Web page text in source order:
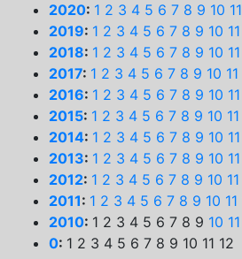
2020: 1 2 3 4 5 6 7 8 9 10 11
2019: 1 2 3 4 5 6 7 8 9 10 11
2018: 1 2 3 4 5 6 7 8 9 10 11
2017: 1 2 3 4 5 6 7 8 9 10 11
2016: 1 2 3 4 5 6 7 8 9 10 11
2015: 1 2 3 4 5 6 7 8 9 10 11
2014: 1 2 3 4 5 6 7 8 9 10 11
2013: 1 2 3 4 5 6 7 8 9 10 11
2012: 1 2 3 4 5 6 7 8 9 10 11
2011: 1 2 3 4 5 6 7 8 9 10 11
2010: 1 2 3 4 5 6 7 8 9 10 11
0: 1 2 3 4 5 6 7 8 9 10 11 12